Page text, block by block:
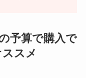
予算で購入で
スメ